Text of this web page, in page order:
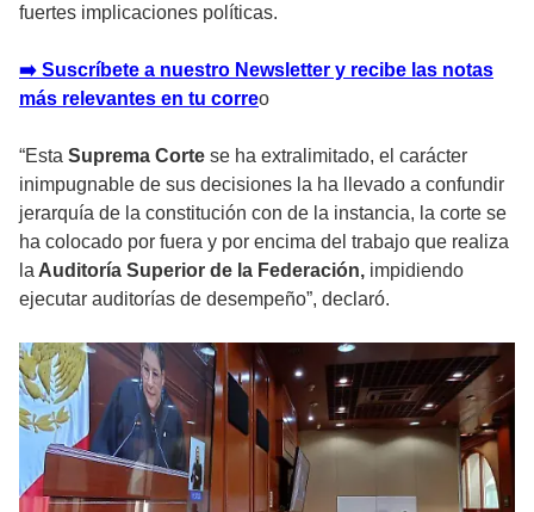
fuertes implicaciones políticas.
➡️ Suscríbete a nuestro Newsletter y recibe las notas
más relevantes en tu correo
“Esta Suprema Corte se ha extralimitado, el carácter
inimpugnable de sus decisiones la ha llevado a confundir
jerarquía de la constitución con de la instancia, la corte se
ha colocado por fuera y por encima del trabajo que realiza
la Auditoría Superior de la Federación, impidiendo
ejecutar auditorías de desempeño”, declaró.